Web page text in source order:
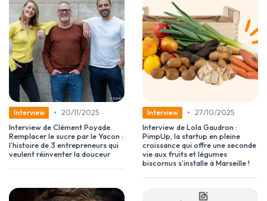
Interview • 20/11/2025
Interview de Clément Poyade.
Remplacer le sucre par le Yacon :
l’histoire de 3 entrepreneurs qui
veulent réinventer la douceur
Interview • 27/10/2025
Interview de Lola Gaudron :
PimpUp, la startup en pleine
croissance qui offre une seconde
vie aux fruits et légumes
biscornus s’installe à Marseille !